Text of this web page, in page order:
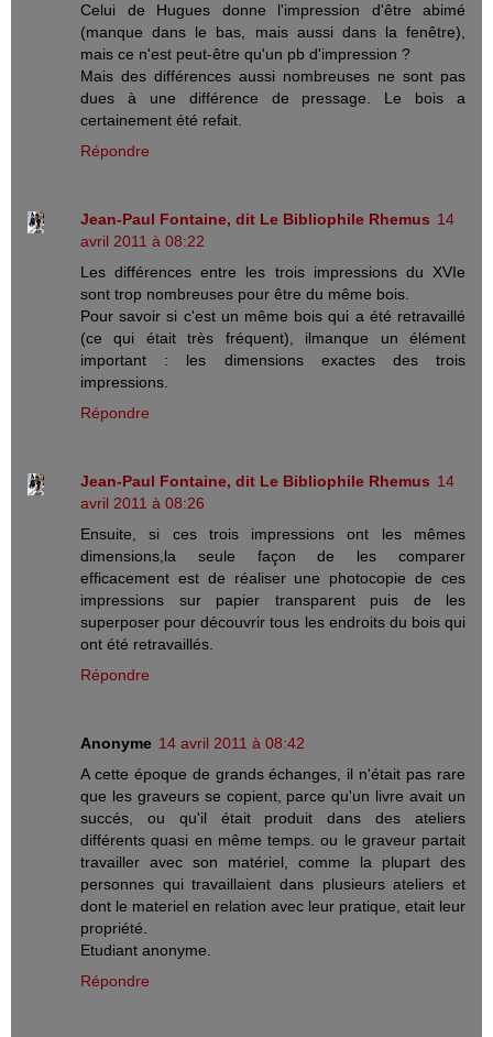
Celui de Hugues donne l'impression d'être abimé
(manque dans le bas, mais aussi dans la fenêtre),
mais ce n'est peut-être qu'un pb d'impression ?
Mais des différences aussi nombreuses ne sont pas
dues à une différence de pressage. Le bois a
certainement été refait.
Répondre
Jean-Paul Fontaine, dit Le Bibliophile Rhemus 14
avril 2011 à 08:22
Les différences entre les trois impressions du XVIe
sont trop nombreuses pour être du même bois.
Pour savoir si c'est un même bois qui a été retravaillé
(ce qui était très fréquent), ilmanque un élément
important : les dimensions exactes des trois
impressions.
Répondre
Jean-Paul Fontaine, dit Le Bibliophile Rhemus 14
avril 2011 à 08:26
Ensuite, si ces trois impressions ont les mêmes
dimensions,la seule façon de les comparer
efficacement est de réaliser une photocopie de ces
impressions sur papier transparent puis de les
superposer pour découvrir tous les endroits du bois qui
ont été retravaillés.
Répondre
Anonyme 14 avril 2011 à 08:42
A cette époque de grands échanges, il n'était pas rare
que les graveurs se copient, parce qu'un livre avait un
succés, ou qu'il était produit dans des ateliers
différents quasi en même temps. ou le graveur partait
travailler avec son matériel, comme la plupart des
personnes qui travaillaient dans plusieurs ateliers et
dont le materiel en relation avec leur pratique, etait leur
propriété.
Etudiant anonyme.
Répondre